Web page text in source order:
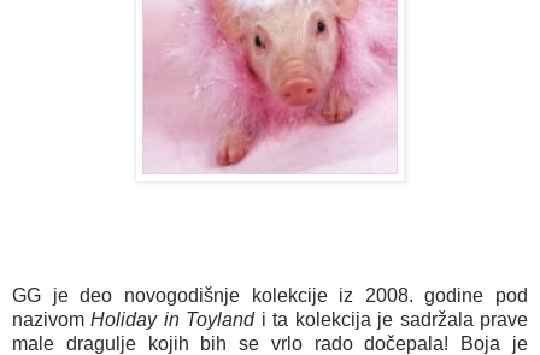
GG je deo novogodišnje kolekcije iz 2008. godine pod
nazivomHoliday in Toyland i ta kolekcija je sadržala prave
male dragulje kojih bih se vrlo rado dočepala! Boja je